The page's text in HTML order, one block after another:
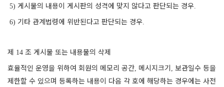
5) 게시물의 내용이 게시판의 성격에 맞지 않다고 판단되는 경우.
6) 기타 관계법령에 위반된다고 판단되는 경우
제 14 조 게시물 또는 내용물의 삭제
효율적인 운영을 위하여 회원의 메모리 공간 메시지크기 보관일수 등을
제한할 수 있으며 등록하는 내용이 다음 각 호에 해당하는 경우에는 사전